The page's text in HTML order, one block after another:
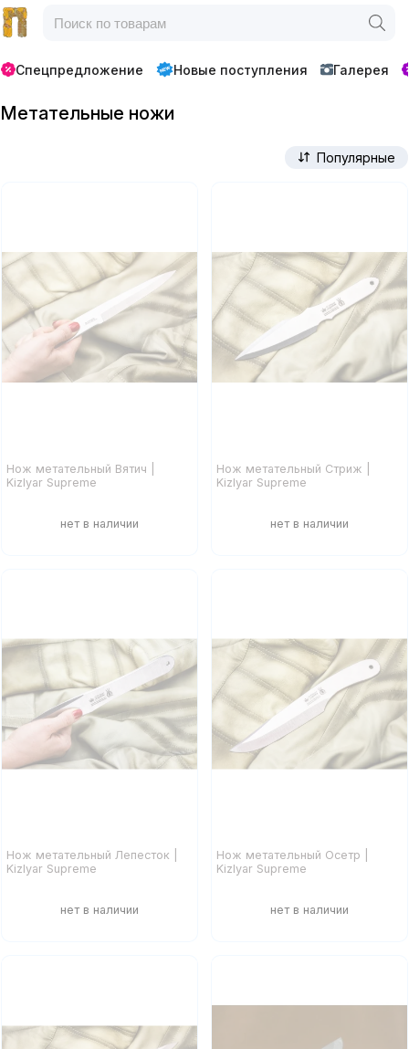
Спецпредложение Новые поступления Галерея
Метательные ножи
Популярные
Нож метательный Вятич |
Kizlyar Supreme
Нож метательный Стриж |
Kizlyar Supreme
Нож метательный Лепесток |
Kizlyar Supreme
Нож метательный Осетр |
Kizlyar Supreme